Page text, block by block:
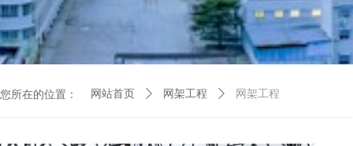
网站首页 ꄲ 网架工程 ꄲ 网架工程
您所在的位置：